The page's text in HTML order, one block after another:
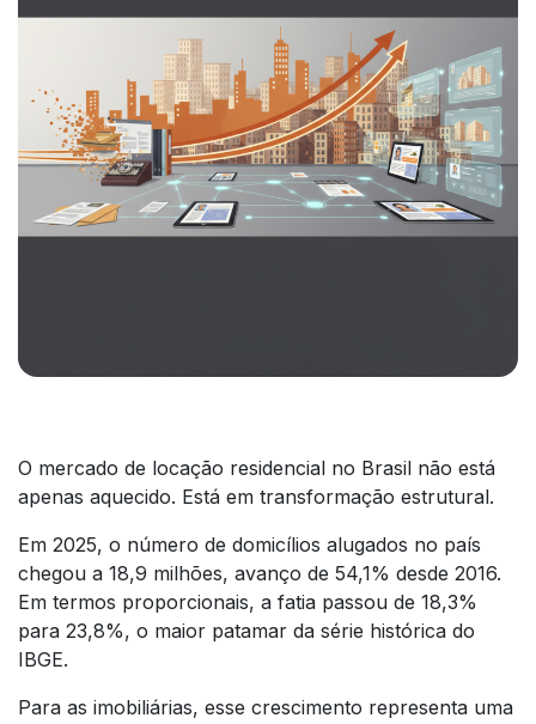
O mercado de locação residencial no Brasil não está
apenas aquecido. Está em transformação estrutural.
Em 2025, o número de domicílios alugados no país
chegou a 18,9 milhões, avanço de 54,1% desde 2016.
Em termos proporcionais, a fatia passou de 18,3%
para 23,8%, o maior patamar da série histórica do
IBGE.
Para as imobiliárias, esse crescimento representa uma